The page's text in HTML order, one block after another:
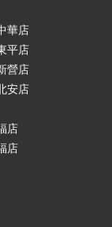
華店
平店
營店
安店
店
店